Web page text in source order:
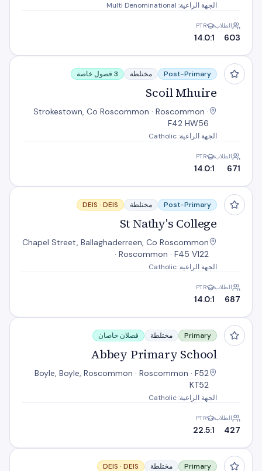
الجهة الراعية: Multi Denominational
الطلاب
603
PTR
14.0:1
Scoil Mhuire
Post-Primary مختلطة 3 فصول خاصة
Scoil Mhuire
Strokestown, Co Roscommon · Roscommon ·
F42 HW56
الجهة الراعية: Catholic
الطلاب
671
PTR
14.0:1
St Nathy's College
Post-Primary مختلطة DEIS · DEIS
St Nathy's College
Chapel Street, Ballaghaderreen, Co Roscommon
· Roscommon · F45 V122
الجهة الراعية: Catholic
الطلاب
687
PTR
14.0:1
Abbey Primary School
Primary مختلطة فصلان خاصان
Abbey Primary School
Boyle, Boyle, Roscommon · Roscommon · F52
KT52
الجهة الراعية: Catholic
الطلاب
427
PTR
22.5:1
Abbeycarton Ns
Primary مختلطة DEIS · DEIS